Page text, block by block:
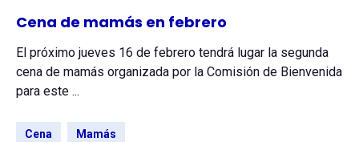
Cena de mamás en febrero
El próximo jueves 16 de febrero tendrá lugar la segunda
cena de mamás organizada por la Comisión de Bienvenida
para este ...
Cena Mamás